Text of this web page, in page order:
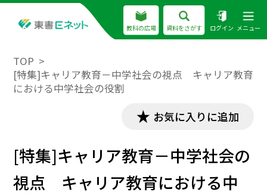
教科の広場 資料をさがす ログイン メニュー
TOP
[特集]キャリア教育－中学社会の視点 キャリア教育
における中学社会の役割
お気に入りに追加
[特集]キャリア教育－中学社会の
視点 キャリア教育における中